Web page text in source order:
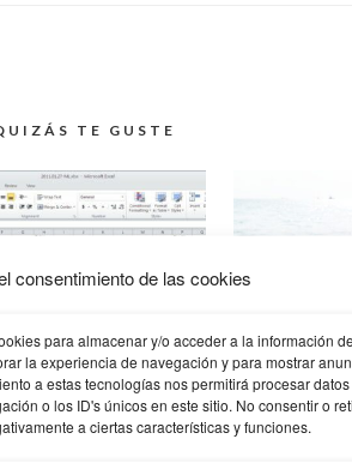
consentimiento de las cookies
para almacenar y/o acceder a la información
la experiencia de navegación y para mostrar
a estas tecnologías nos permitirá procesar datos
o los ID's únicos en este sitio. No consentir o
a ciertas características y funciones.
TE GUSTE
ANUNCIO DE
EN EXCEL,
QUE